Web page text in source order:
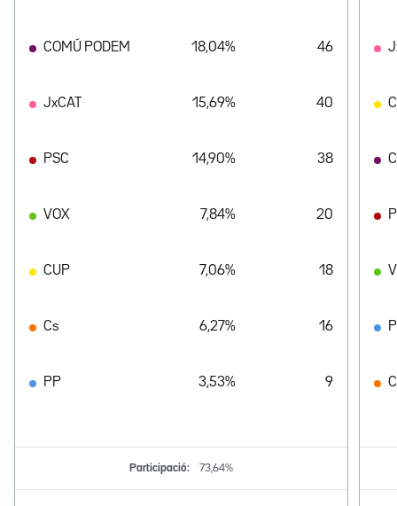
COMÚ PODEM 18,04% 46
JxCAT 15,69% 40
PSC 14,90% 38
VOX 7,84% 20
CUP 7,06% 18
Cs 6,27% 16
PP 3,53% 9
Participació: 73,64%